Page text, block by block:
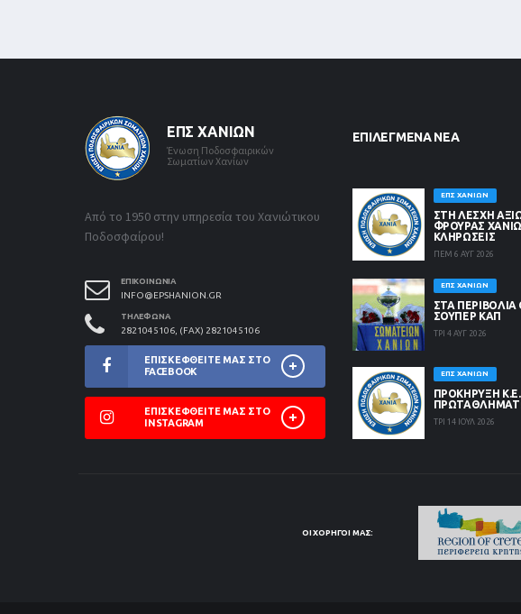
ΕΠΣ ΧΑΝΊΩΝ
Ένωση Ποδοσφαιρικών
Σωματίων Χανίων
Από το 1950 στην υπηρεσία του Χανιώτικου
Ποδοσφαίρου!
ΕΠΙΚΟΙΝΩΝΊΑ
INFO@EPSHANION.GR
ΤΗΛΈΦΩΝΑ
2821045106, (FAX) 2821045106
ΕΠΙΣΚΕΦΘΕΊΤΕ ΜΑΣ ΣΤΟ
FACEBOOK
ΕΠΙΣΚΕΦΘΕΊΤΕ ΜΑΣ ΣΤΟ
INSTAGRAM
ΕΠΙΛΕΓΜΈΝΑ ΝΈΑ
ΕΠΣ ΧΑΝΊΩΝ
ΣΤΗ ΛΈΣΧΗ
ΦΡΟΥΡΆΣ
ΚΛΗΡΏΣΕΙΣ
ΠΕΜ 6 ΑΥΓ 2026
ΕΠΣ ΧΑΝΊΩΝ
ΣΤΑ
ΣΟΥΠΕΡ ΚΑΠ
ΤΡΙ 4 ΑΥΓ 2026
ΕΠΣ ΧΑΝΊΩΝ
ΠΡΟΚΗΡΥΞΗ Κ.Ε.
ΤΡΙ 14 ΙΟΥΛ 2026
ΟΙ ΧΟΡΗΓΟΊ ΜΑΣ: